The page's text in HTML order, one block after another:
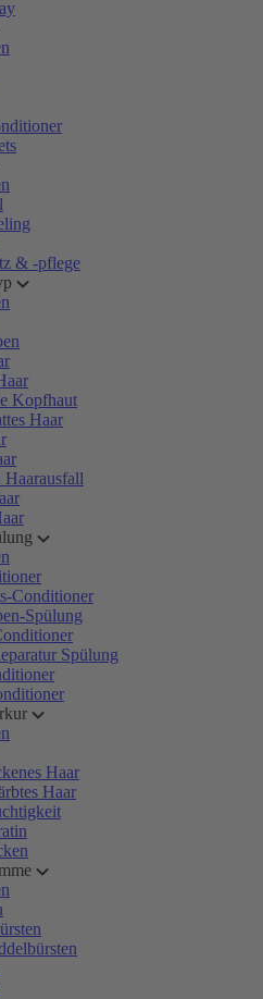
& -pflege
Kopfhaut
Haar
Haarausfall
Conditioner
Spülung
Spülung
Haar
Haar